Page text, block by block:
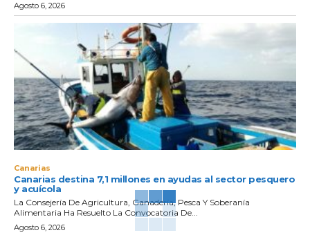
Agosto 6, 2026
Canarias
Canarias destina 7,1 millones en ayudas al sector pesquero
y acuícola
La Consejería De Agricultura, Ganadería, Pesca Y Soberanía
Alimentaria Ha Resuelto La Convocatoria De...
Agosto 6, 2026